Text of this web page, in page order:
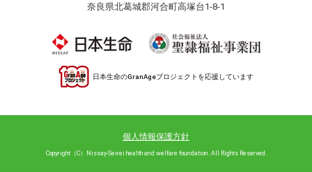
奈良県北葛城郡河合町高塚台1-8-1
日本生命のGranAgeプロジェクトを応援しています
個人情報保護方針
Copyright（C）Nissay-Seirei health and welfare foundation. All Rights Reserved.